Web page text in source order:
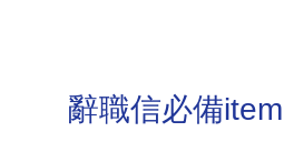
辭職信必備item